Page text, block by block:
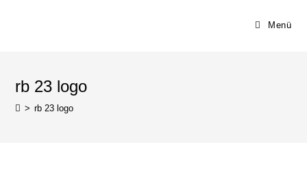
Menü
rb 23 logo
> rb 23 logo